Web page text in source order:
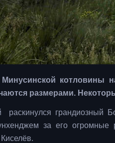
Минусинской котловины
размерами.
грандиозный
за его огромные